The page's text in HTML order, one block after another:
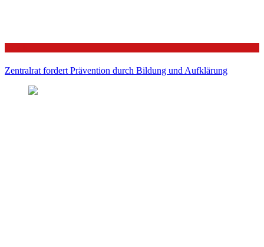
Zentralrat fordert Prävention durch Bildung und Aufklärung